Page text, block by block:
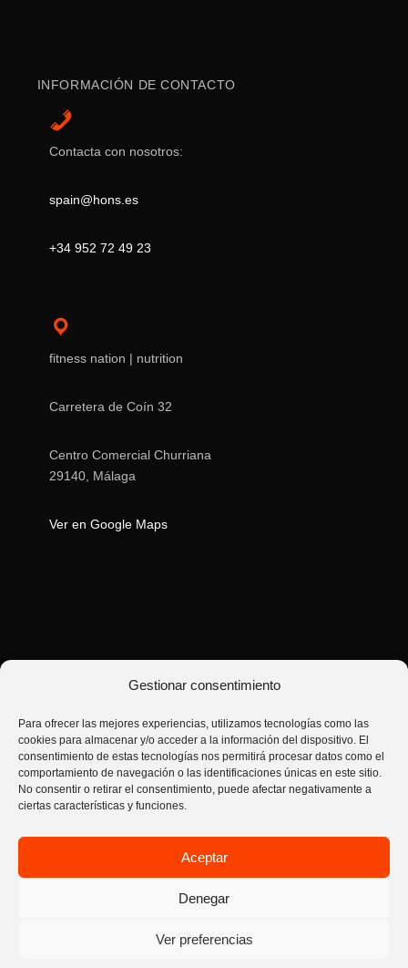
Gestionar consentimiento
Para ofrecer las mejores experiencias, utilizamos tecnologías como las
cookies para almacenar y/o acceder a la información del dispositivo. El
consentimiento de estas tecnologías nos permitirá procesar datos como el
comportamiento de navegación o las identificaciones únicas en este sitio.
No consentir o retirar el consentimiento, puede afectar negativamente a
ciertas características y funciones.
Aceptar
Denegar
Ver preferencias
INFORMACIÓN DE CONTACTO
Contacta con nosotros:
spain@hons.es
+34 952 72 49 23
fitness nation | nutrition
Carretera de Coín 32
Centro Comercial Churriana
29140, Málaga
Ver en Google Maps
hons | house of nutrition sport © 2026. Todos los derechos reservados.
Términos y condiciones de venta
Envíos metodos de pago y devoluciones